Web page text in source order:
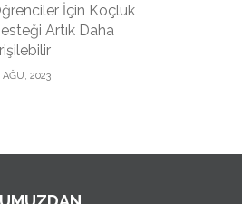
İçin Koçluk
Artık Daha
AĞU, 2023